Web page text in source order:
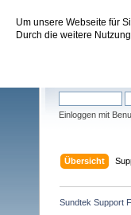
Um unsere Webseite für
Durch die weitere
Sundtek
Einloggen mit
Übersicht
Sundtek Support